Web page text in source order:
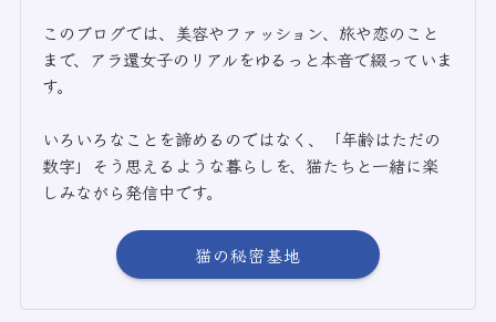
このブログでは、美容やファッション、旅や恋のこと
まで、アラ還女子のリアルをゆるっと本音で綴っていま
す。
いろいろなことを諦めるのではなく、「年齢はただの
数字」そう思えるような暮らしを、猫たちと一緒に楽
しみながら発信中です。
猫の秘密基地